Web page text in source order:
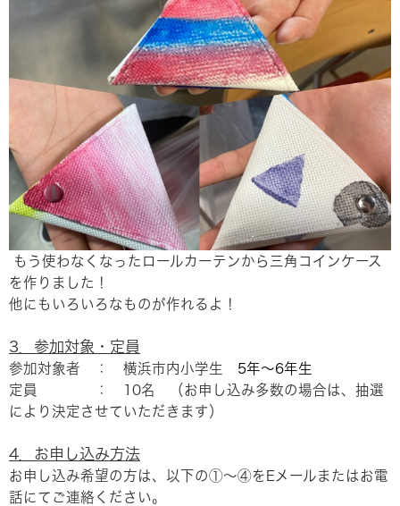
もう使わなくなったロールカーテンから三角コインケース
を作りました！
他にもいろいろなものが作れるよ！
3．参加対象・定員
参加対象者 ： 横浜市内小学生 5年～6年生
定員 ： 10名 （お申し込み多数の場合は、抽選
により決定させていただきます）
4．お申し込み方法
お申し込み希望の方は、以下の①～④をEメールまたはお電
話にてご連絡ください。